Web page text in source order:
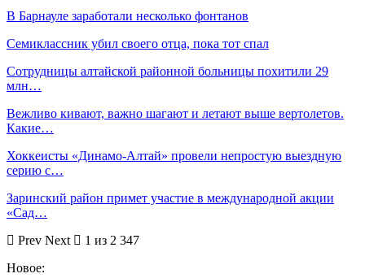
В Барнауле заработали несколько фонтанов
Семиклассник убил своего отца, пока тот спал
Сотрудницы алтайской районной больницы похитили 29
млн…
Вежливо кивают, важно шагают и летают выше вертолетов.
Какие…
Хоккеисты «Динамо-Алтай» провели непростую выездную
серию с…
Заринский район примет участие в международной акции
«Сад…
Prev Next
1 из 2 347
Новое: